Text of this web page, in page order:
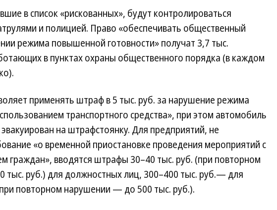
в список «рискованных», будут контролироваться
и полицией. Право «обеспечивать общественный
режима повышенной готовности» получат 3,7 тыс.
в пунктах охраны общественного порядка (в каждом
применять штраф в 5 тыс. руб. за нарушение режима
транспортного средства», при этом автомобиль
на штрафстоянку. Для предприятий, не
«о временной приостановке проведения мероприятий с
граждан», вводятся штрафы 30–40 тыс. руб. (при повторном
руб.) для должностных лиц, 300–400 тыс. руб.— для
повторном нарушении — до 500 тыс. руб.).